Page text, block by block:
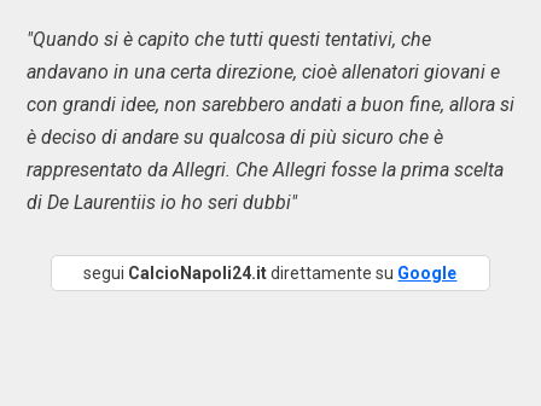
"Quando si è capito che tutti questi tentativi, che
andavano in una certa direzione, cioè allenatori giovani e
con grandi idee, non sarebbero andati a buon fine, allora si
è deciso di andare su qualcosa di più sicuro che è
rappresentato da Allegri. Che Allegri fosse la prima scelta
di De Laurentiis io ho seri dubbi"
segui CalcioNapoli24.itdirettamente su Google